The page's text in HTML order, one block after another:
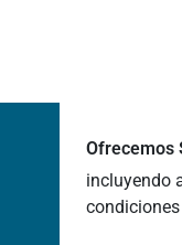
Ofrecemos
incluyendo